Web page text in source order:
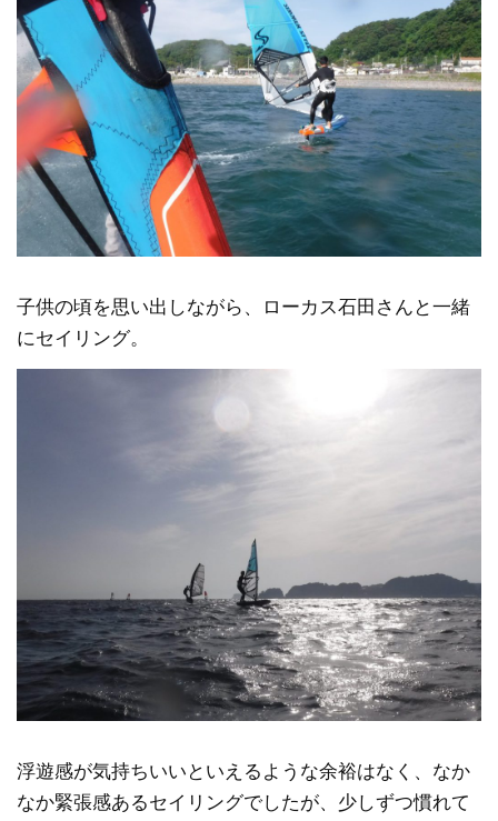
子供の頃を思い出しながら、ローカス石田さんと一緒
にセイリング。
浮遊感が気持ちいいといえるような余裕はなく、なか
なか緊張感あるセイリングでしたが、少しずつ慣れて